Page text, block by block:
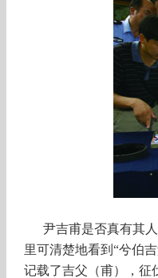
尹吉甫是否真有其人
里可清楚地看到“兮伯
记载了吉父（甫），征